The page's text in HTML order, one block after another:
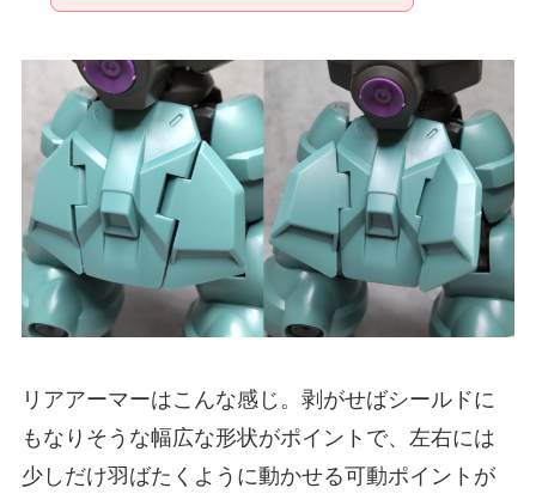
リアアーマーはこんな感じ。剥がせばシールドに
もなりそうな幅広な形状がポイントで、左右には
少しだけ羽ばたくように動かせる可動ポイントが